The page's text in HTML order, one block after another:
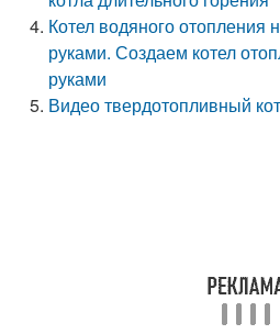
Котел водяного отопления
руками. Создаем котел
руками
Видео твердотопливный